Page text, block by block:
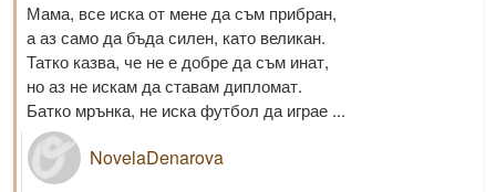
Мама, все иска от мене да съм прибран,
а аз само да бъда силен, като великан.
Татко казва, че не е добре да съм инат,
но аз не искам да ставам дипломат.
Батко мрънка, не иска футбол да играе ...
NovelaDenarova